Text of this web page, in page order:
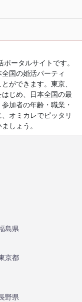
ータルサイトです。
国の婚活パーティ
ができます。東京、
じめ、日本全国の最
加者の年齢・職業・
オミカレでピッタリ
しょう。
島県
京都
野県